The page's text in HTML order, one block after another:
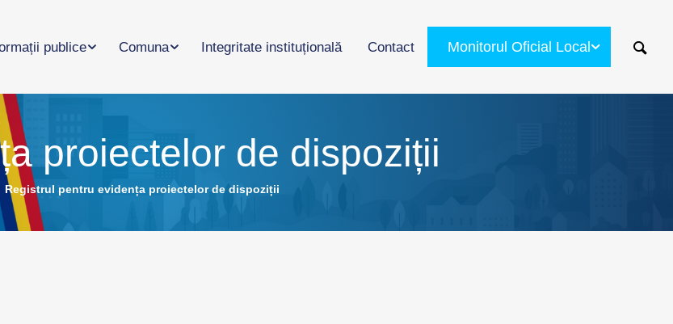
publice Comuna Integritate instituțională Contact Monitorul Oficial Local
proiectelor de dispoziții
Registrul pentru evidența proiectelor de dispoziții